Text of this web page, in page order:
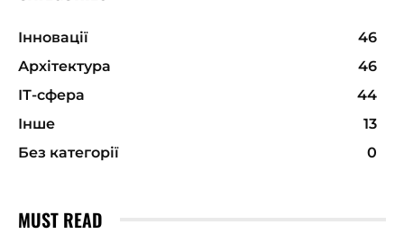
Інновації
46
Архітектура
46
ІТ-сфера
44
Інше
13
Без категорії
0
MUST READ